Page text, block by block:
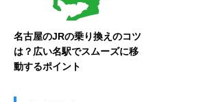
名古屋のJRの乗り換えのコツ
は？広い名駅でスムーズに移
動するポイント